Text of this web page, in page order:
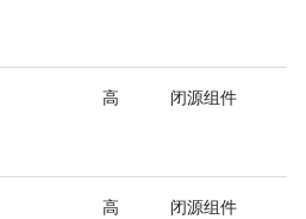
高 闭源组件
高 闭源组件